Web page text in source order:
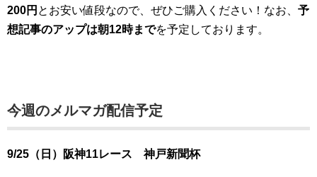
200円 とお安い値段なので、ぜひご購入ください！なお、 予
想記事のアップは朝12時までを予定しております。
今週のメルマガ配信予定
9/25（日）阪神11レース 神戸新聞杯